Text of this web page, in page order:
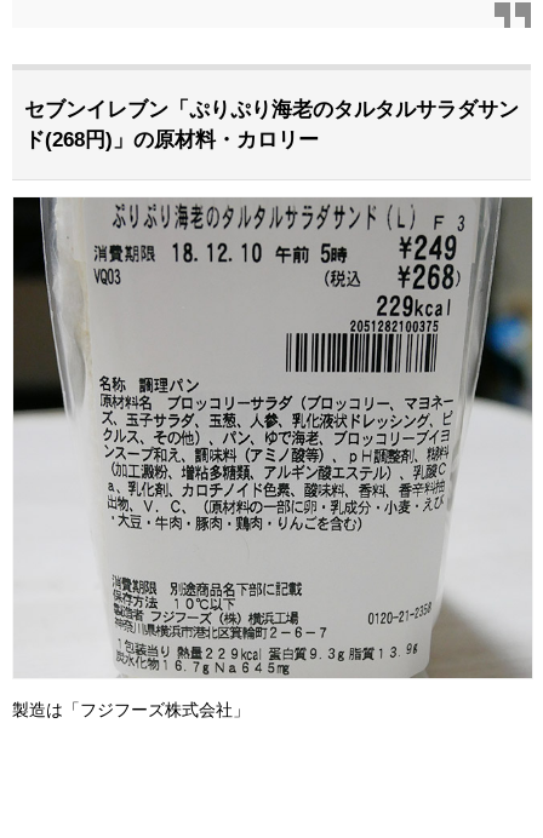
セブンイレブン「ぷりぷり海老のタルタルサラダサン
ド(268円)」の原材料・カロリー
製造は「フジフーズ株式会社」